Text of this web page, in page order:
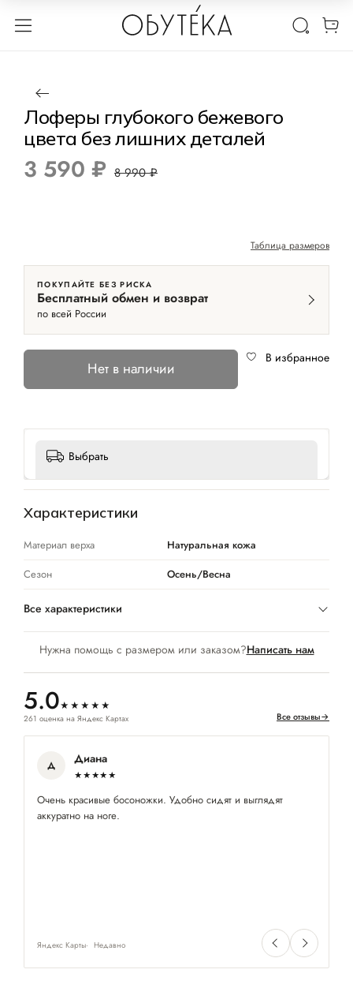
1 / 5
Лоферы глубокого бежевого
цвета без лишних деталей
3 590 ₽ 8 990 ₽
Таблица размеров
ПОКУПАЙТЕ БЕЗ РИСКА
Бесплатный обмен и возврат
по всей России
Нет в наличии
В избранное
Выбрать
Нужна помощь с размером или заказом?Написать нам
5.0★★★★★
261 оценка на Яндекс Картах Все отзывы→
Д Диана
★★★★★
Очень красивые босоножки. Удобно сидят и выглядят
аккуратно на ноге.
Яндекс Карты Недавно
Характеристики
Материал верха
Натуральная кожа
Сезон
Осень/Весна
Все характеристики